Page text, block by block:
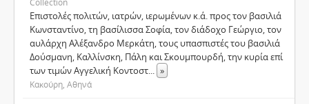
Επιστολές πολιτών, ιατρών, ιερωμένων κ.ά. προς τον βασιλιά
Κωνσταντίνο, τη βασίλισσα Σοφία, τον διάδοχο Γεώργιο, τον
αυλάρχη Αλέξανδρο Μερκάτη, τους υπασπιστές του βασιλιά
Δούσμανη, Καλλίνσκη, Πάλη και Σκουμπουρδή, την κυρία επί
των τιμών Αγγελική Κοντοστ... »
Κακούρη, Αθηνά